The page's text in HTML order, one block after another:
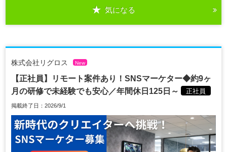
気になる
株式会社リグロス New
【正社員】リモート案件あり！SNSマーケター◆約9ヶ
月の研修で未経験でも安心／年間休日125日～
正社員
掲載終了日：2026/9/1